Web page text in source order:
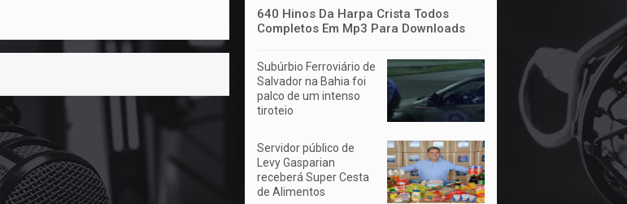
640 Hinos Da Harpa Crista Todos
Completos Em Mp3 Para Downloads
Subúrbio Ferroviário de
Salvador na Bahia foi
palco de um intenso
tiroteio
Servidor público de
Levy Gasparian
receberá Super Cesta
de Alimentos